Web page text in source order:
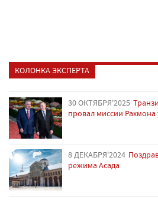
КОЛОНКА ЭКСПЕРТА
30 ОКТЯБРЯ'2025
провал миссии Рахмона
8 ДЕКАБРЯ'2024
режима Асада